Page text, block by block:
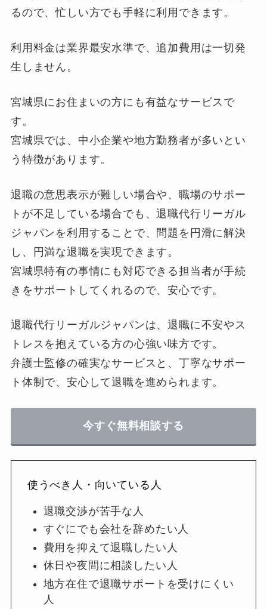
るので、忙しい方でも手軽に利用できます。
利用料金は業界最安水準で、追加費用は一切発
生しません。
宮城県にお住まいの方にも有益なサービスで
す。
宮城県では、中小企業や地方勤務者が多いとい
う特徴があります。
退職の意思表示が難しい場合や、職場のサポー
トが不足している場合でも、退職代行リーガル
ジャパンを利用することで、問題を円滑に解決
し、円満な退職を実現できます。
宮城県特有の事情にも対応できる担当者が手続
きをサポートしてくれるので、安心です。
退職代行リーガルジャパンは、退職に不安やス
トレスを抱えている方の心強い味方です。
弁護士監修の確実なサービスと、丁寧なサポー
ト体制で、安心して退職を進められます。
今すぐ無料相談する
使うべき人・向いている人
退職交渉が苦手な人
すぐにでも会社を辞めたい人
費用を抑えて退職したい人
休日や夜間に相談したい人
地方在住で退職サポートを受けにくい
人